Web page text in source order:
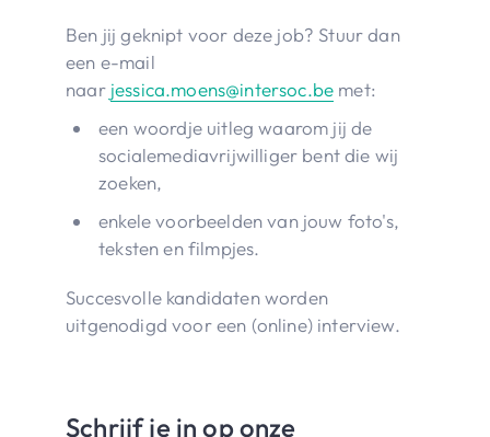
Ben jij geknipt voor deze job? Stuur dan
een e-mail
naar jessica.moens@intersoc.be met:
een woordje uitleg waarom jij de
socialemediavrijwilliger bent die wij
zoeken,
enkele voorbeelden van jouw foto's,
teksten en filmpjes.
Succesvolle kandidaten worden
uitgenodigd voor een (online) interview.
Schrijf je in op onze